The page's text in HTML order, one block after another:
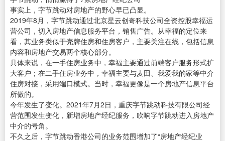
事实上，字节跳动对房地产的野心早已凸显。
2019年8月，字节跳动通过北京星云创奇科技公司全资控股幸福运
营公司，切入房地产信息服务平台，销售广告。从幸福的定位来
看，其业务类似于壳牌住房和住房客户，主要关注在线，包括信息
内容和房地产交易两个核心部分。
具体来说，在一手住房业务中，幸福主要通过前端客户服务形式扩
大客户；在二手住房业务中，幸福主要与麦田、我爱我的家等中介
住房对接，采用端口模式。当时，幸福更像是一个房地产信息平台
所做的。
今年发生了变化。2021年7月2日，重庆字节跳动科技有限公司经
营范围发生变化，新增房地产经纪服务，吹响字节跳动进入房地产
中介的号角。
不久之后，字节跳动香港公司的业务范围增加了“房地产经纪业